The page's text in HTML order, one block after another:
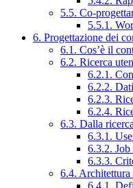
5.5. Co-
5.5.1.
6. Progettazione dei
6.1. Cos’è il
6.2. Ricerca
6.2.1.
6.2.2.
6.2.3.
6.2.4.
6.3. Dalla
6.3.1.
6.3.2.
6.3.3.
6.4. Architettura
6.4.1.